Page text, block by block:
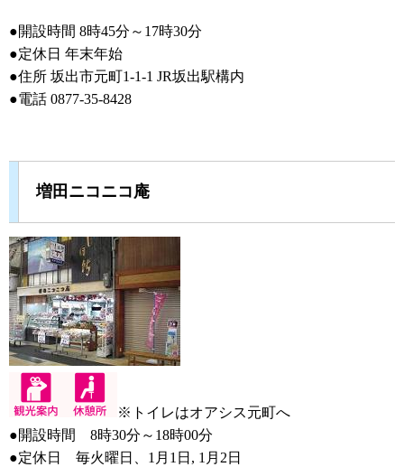
●開設時間 8時45分～17時30分
●定休日 年末年始
●住所 坂出市元町1-1-1 JR坂出駅構内
●電話 0877-35-8428
増田ニコニコ庵
※トイレはオアシス元町へ
●開設時間 8時30分～18時00分
●定休日 毎火曜日、1月1日, 1月2日